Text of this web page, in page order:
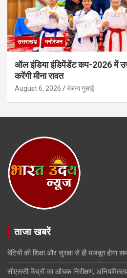
उत्तराखंड मनोरंजन
ऑल इंडिया इंडिपेंडेंट कप-2026 में
करेंगी मीना रावत
August 6, 2026 रंजना गुसाई
ताजा खबरें
बेटियों की शिक्षा और सुरक्षा से ही मजबूत होगा
सीएससी केंद्रों का औचक निरीक्षण,